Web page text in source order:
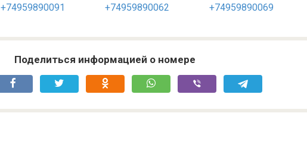
+74959890091 +74959890062 +74959890069
Поделиться информацией о номере